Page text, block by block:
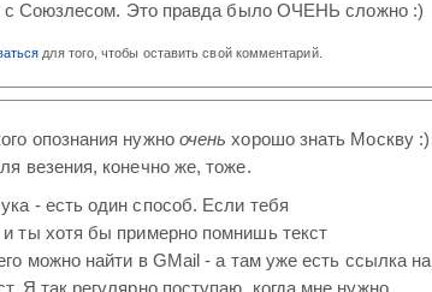
с Союзлесом. Это правда было ОЧЕНЬ сложно :)
для того, чтобы оставить свой комментарий.
опознания нужно очень хорошо знать Москву :)
везения, конечно же, тоже.
- есть один способ. Если тебя
ты хотя бы примерно помнишь текст
можно найти в GMail - а там уже есть ссылка на